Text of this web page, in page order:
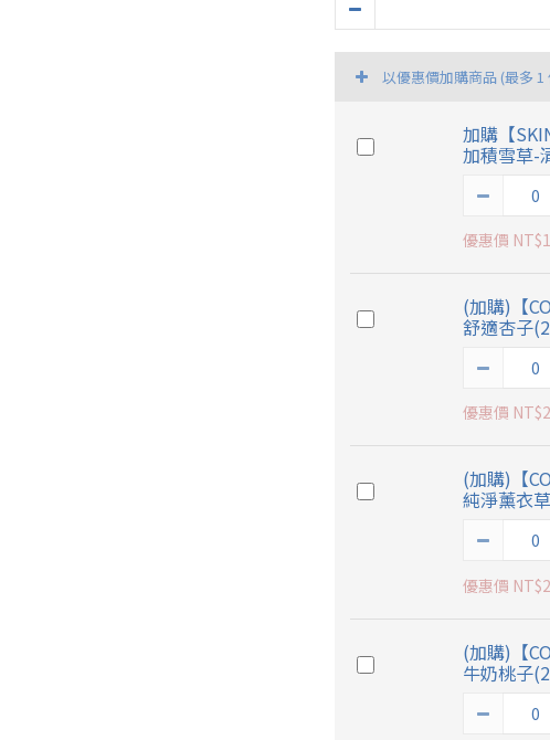
以優惠價加購商品 (最多 1
加購【
加積雪草-
優惠價
(加購)【
舒適杏子
優惠價
(加購)【
純淨薰衣
優惠價
(加購)【
牛奶桃子